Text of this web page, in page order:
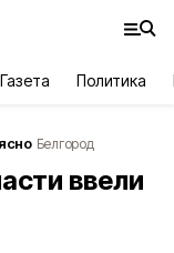
Газета Политика
ясно Белгород
ввели